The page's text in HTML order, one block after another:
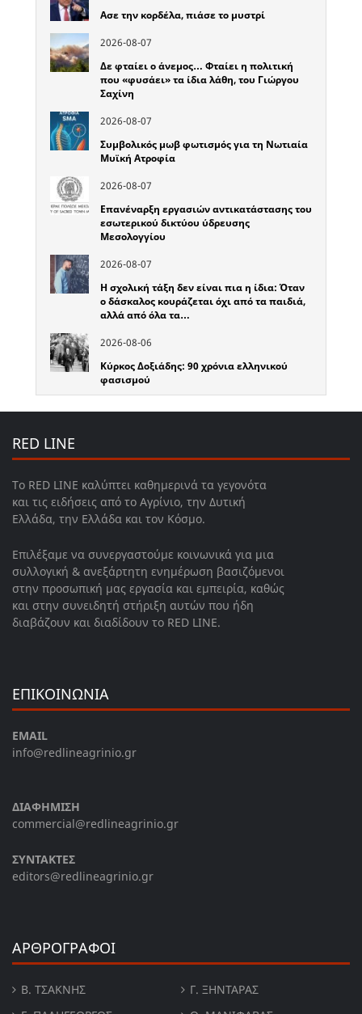
Ασε την κορδέλα, πιάσε το μυστρί
2026-08-07
Δε φταίει ο άνεμος… Φταίει η πολιτική
που «φυσάει» τα ίδια λάθη, του Γιώργου
Σαχίνη
2026-08-07
Συμβολικός μωβ φωτισμός για τη Νωτιαία
Μυϊκή Ατροφία
2026-08-07
Επανέναρξη εργασιών αντικατάστασης του
εσωτερικού δικτύου ύδρευσης
Μεσολογγίου
2026-08-07
Η σχολική τάξη δεν είναι πια η ίδια: Όταν
ο δάσκαλος κουράζεται όχι από τα παιδιά,
αλλά από όλα τα…
2026-08-06
Κύρκος Δοξιάδης: 90 χρόνια ελληνικού
φασισμού
RED LINE
Το RED LINE καλύπτει καθημερινά τα γεγονότα
και τις ειδήσεις από το Αγρίνιο, την Δυτική
Ελλάδα, την Ελλάδα και τον Κόσμο.
Επιλέξαμε να συνεργαστούμε κοινωνικά για μια
συλλογική & ανεξάρτητη ενημέρωση βασιζόμενοι
στην προσωπική μας εργασία και εμπειρία, καθώς
και στην συνειδητή στήριξη αυτών που ήδη
διαβάζουν και διαδίδουν το RED LINE.
ΕΠΙΚΟΙΝΩΝΙΑ
EMAIL
info@redlineagrinio.gr
ΔΙΑΦΗΜΙΣΗ
commercial@redlineagrinio.gr
ΣΥΝΤΑΚΤΕΣ
editors@redlineagrinio.gr
ΑΡΘΡΟΓΡΑΦΟΙ
Β. ΤΣΆΚΝΗΣ
Γ. ΞΗΝΤΆΡΑΣ